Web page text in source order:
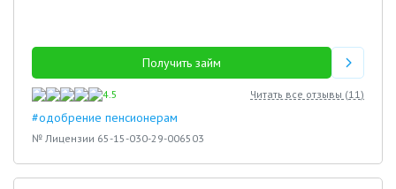
Получить займ
4.5 Читать все отзывы (11)
#одобрение пенсионерам
№ Лицензии 65-15-030-29-006503